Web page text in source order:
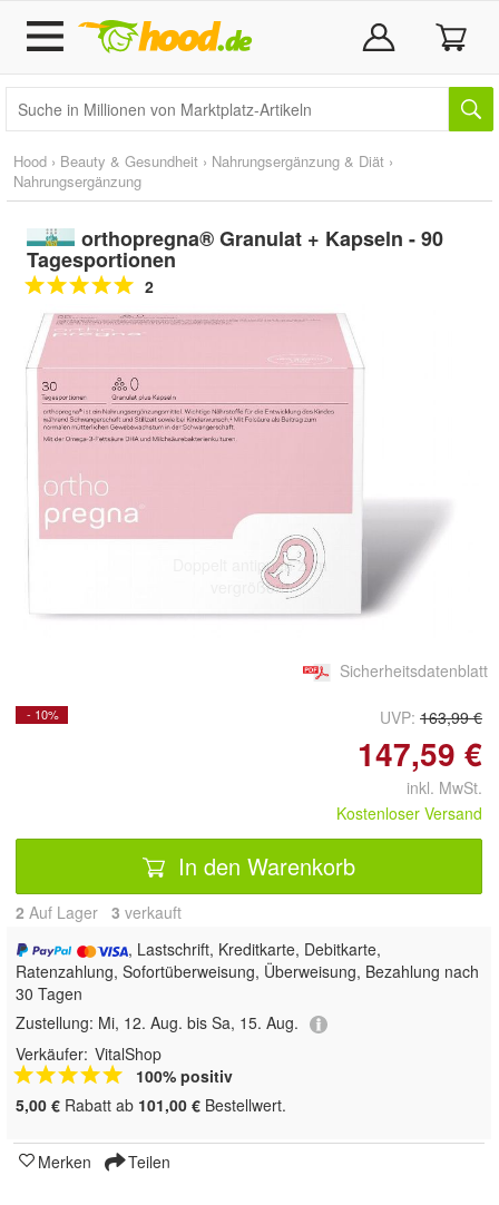
Hood › Beauty & Gesundheit › Nahrungsergänzung & Diät ›
Nahrungsergänzung
orthopregna® Granulat + Kapseln - 90
Tagesportionen
2
Doppelt antippen zum
vergrößern
Sicherheitsdatenblatt
- 10% UVP: 163,99 €
147,59 €
inkl. MwSt.
Kostenloser Versand
In den Warenkorb
2 Auf Lager 3 verkauft
, Lastschrift, Kreditkarte, Debitkarte,
Ratenzahlung, Sofortüberweisung, Überweisung, Bezahlung nach
30 Tagen
Zustellung: Mi, 12. Aug. bis Sa, 15. Aug.
Verkäufer: VitalShop
100% positiv
5,00 € Rabatt ab 101,00 € Bestellwert.
Merken Teilen